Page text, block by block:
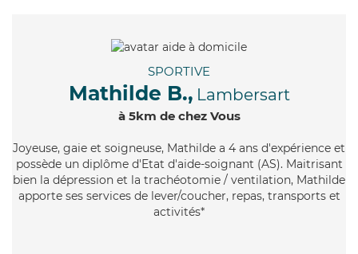
SPORTIVE
Mathilde B., Lambersart
à 5km de chez Vous
Joyeuse, gaie et soigneuse, Mathilde a 4 ans d'expérience et
possède un diplôme d'Etat d'aide-soignant (AS). Maitrisant
bien la dépression et la trachéotomie / ventilation, Mathilde
apporte ses services de lever/coucher, repas, transports et
activités*